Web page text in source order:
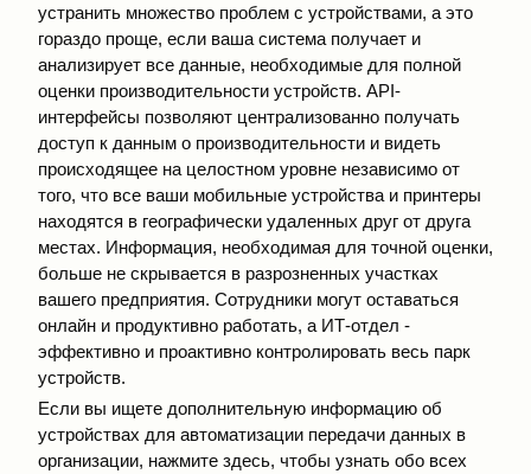
устранить множество проблем с устройствами, а это
гораздо проще, если ваша система получает и
анализирует все данные, необходимые для полной
оценки производительности устройств. API-
интерфейсы позволяют централизованно получать
доступ к данным о производительности и видеть
происходящее на целостном уровне независимо от
того, что все ваши мобильные устройства и принтеры
находятся в географически удаленных друг от друга
местах. Информация, необходимая для точной оценки,
больше не скрывается в разрозненных участках
вашего предприятия. Сотрудники могут оставаться
онлайн и продуктивно работать, а ИТ-отдел -
эффективно и проактивно контролировать весь парк
устройств.
Если вы ищете дополнительную информацию об
устройствах для автоматизации передачи данных в
организации, нажмите здесь, чтобы узнать обо всех